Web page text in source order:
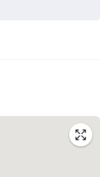
37.03 m²
47.27 m²